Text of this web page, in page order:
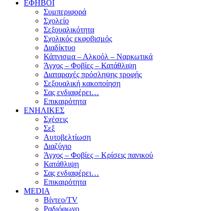
ΕΦΗΒΟΙ
Συμπεριφορά
Σχολείο
Σεξουαλικότητα
Σχολικός εκφοβισμός
Διαδίκτυο
Κάπνισμα – Αλκοόλ – Ναρκωτικά
Άγχος – Φοβίες – Κατάθλιψη
Διαταραχές πρόσληψης τροφής
Σεξουαλική κακοποίηση
Σας ενδιαφέρει…
Επικαιρότητα
ΕΝΗΛΙΚΕΣ
Σχέσεις
Σεξ
Αυτοβελτίωση
Διαζύγιο
Άγχος – Φοβίες – Κρίσεις πανικού
Κατάθλιψη
Σας ενδιαφέρει…
Επικαιρότητα
MEDIA
Βίντεο/TV
Ραδιόφωνο